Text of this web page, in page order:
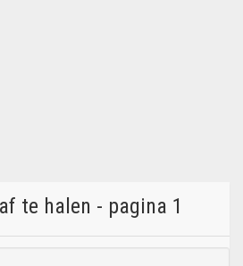
te halen - pagina 1